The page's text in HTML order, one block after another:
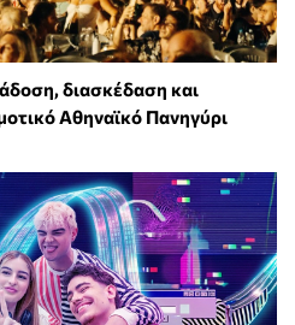
διασκέδαση και
Αθηναϊκό Πανηγύρι